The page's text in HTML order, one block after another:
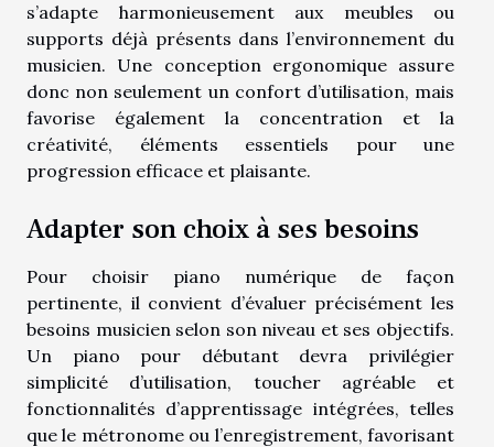
s’adapte harmonieusement aux meubles ou
supports déjà présents dans l’environnement du
musicien. Une conception ergonomique assure
donc non seulement un confort d’utilisation, mais
favorise également la concentration et la
créativité, éléments essentiels pour une
progression efficace et plaisante.
Adapter son choix à ses besoins
Pour choisir piano numérique de façon
pertinente, il convient d’évaluer précisément les
besoins musicien selon son niveau et ses objectifs.
Un piano pour débutant devra privilégier
simplicité d’utilisation, toucher agréable et
fonctionnalités d’apprentissage intégrées, telles
que le métronome ou l’enregistrement, favorisant